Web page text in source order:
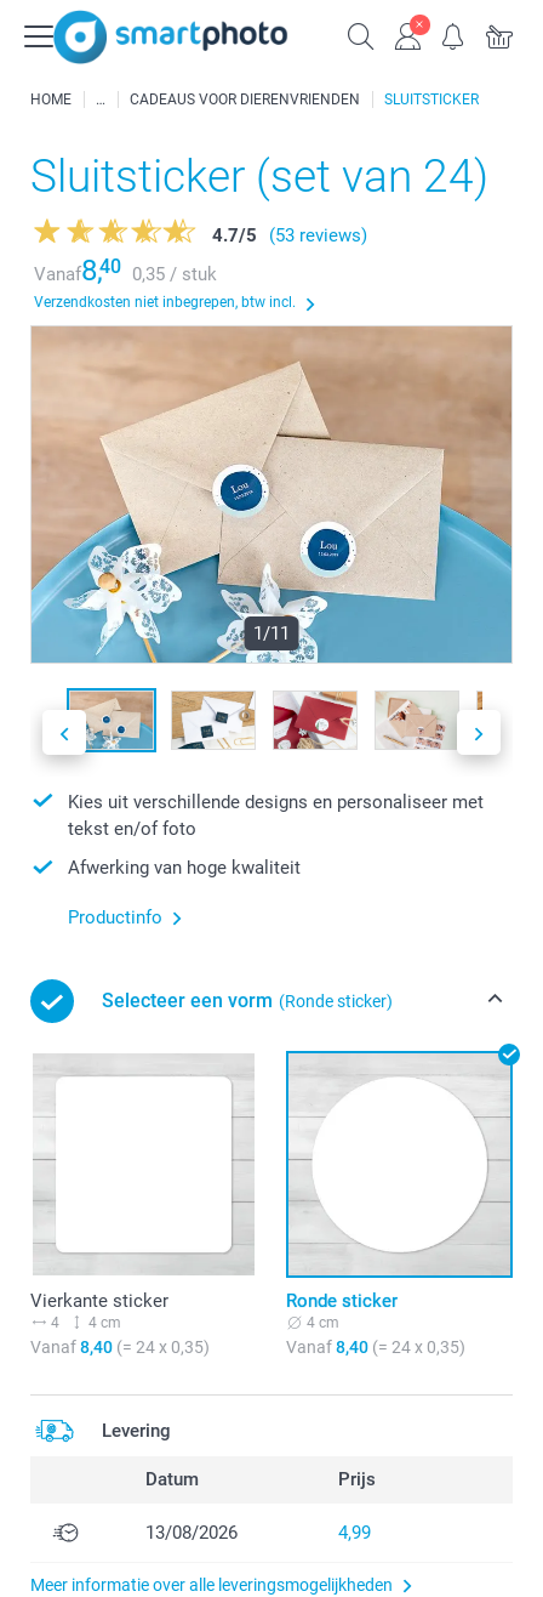
HOME CADEAUS VOOR DIERENVRIENDEN SLUITSTICKER
Sluitsticker (set van 24)
4.7/5
(53 reviews)
Vanaf8,40 0,35 / stuk
Verzendkosten niet inbegrepen, btw incl.
1/11
Kies uit verschillende designs en personaliseer met
tekst en/of foto
Afwerking van hoge kwaliteit
Productinfo
Selecteer een vorm (Ronde sticker)
Vierkante sticker
4 4 cm
Vanaf8,40 (= 24 x 0,35)
Ronde sticker
4 cm
Vanaf8,40 (= 24 x 0,35)
Levering
Datum Prijs
13/08/2026 4,99
Meer informatie over alle leveringsmogelijkheden